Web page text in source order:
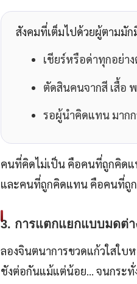
สังคมที่เต็มไปด้วยผู้ตามมั
เชียร์หรือด่าทุกอย่า
ตัดสินคนจากสี เสื้อ
รอผู้นำคิดแทน มาก
คนที่คิดไม่เป็น คือคนที่ถูกคิด
และคนที่ถูกคิดแทน คือคนที่ถูก
3. การแตกแยกแบบมดต่
ลองจินตนาการขวดแก้วใสใบ
ชังต่อกันแม้แต่น้อย… จนกระทั่